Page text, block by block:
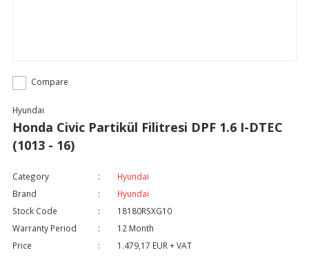
Compare
Hyundai
Honda Civic Partikül Filitresi DPF 1.6 I-DTEC
(1013 - 16)
Category
Hyundai
Brand
Hyundai
Stock Code
18180RSXG10
Warranty Period
12 Month
Price
1.479,17 EUR + VAT